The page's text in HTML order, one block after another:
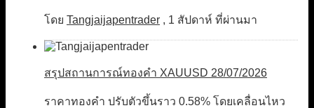
โดย Tangjaijapentrader , 1 สัปดาห์ ที่ผ่านมา
สรุปสถานการณ์ทองคำ XAUUSD 28/07/2026
ราคาทองคำ ปรับตัวขึ้นราว 0.58% โดยเคลื่อนไหว